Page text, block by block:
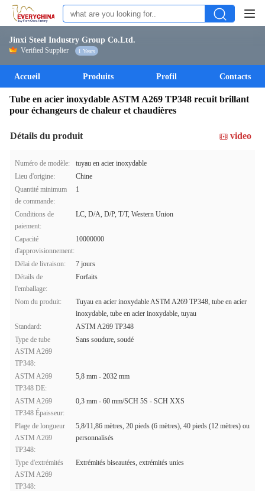
Jinxi Steel Industry Group Co.Ltd.
Verified Supplier 1 Years
Accueil Produits Profil Contacts
Tube en acier inoxydable ASTM A269 TP348 recuit brillant
pour échangeurs de chaleur et chaudières
Détails du produit video
Numéro de modèle:
tuyau en acier inoxydable
Lieu d'origine:
Chine
Quantité minimum
de commande:
1
Conditions de
paiement:
LC, D/A, D/P, T/T, Western Union
Capacité
d'approvisionnement:
10000000
Délai de livraison:
7 jours
Détails de
l'emballage:
Forfaits
Nom du produit:
Tuyau en acier inoxydable ASTM A269 TP348, tube en acier
inoxydable, tube en acier inoxydable, tuyau
Standard:
ASTM A269 TP348
Type de tube
ASTM A269
TP348:
Sans soudure, soudé
ASTM A269
TP348 DE:
5,8 mm - 2032 mm
ASTM A269
TP348 Épaisseur:
0,3 mm - 60 mm/SCH 5S - SCH XXS
Plage de longueur
ASTM A269
TP348:
5,8/11,86 mètres, 20 pieds (6 mètres), 40 pieds (12 mètres) ou
personnalisés
Type d'extrémités
ASTM A269
TP348:
Extrémités biseautées, extrémités unies